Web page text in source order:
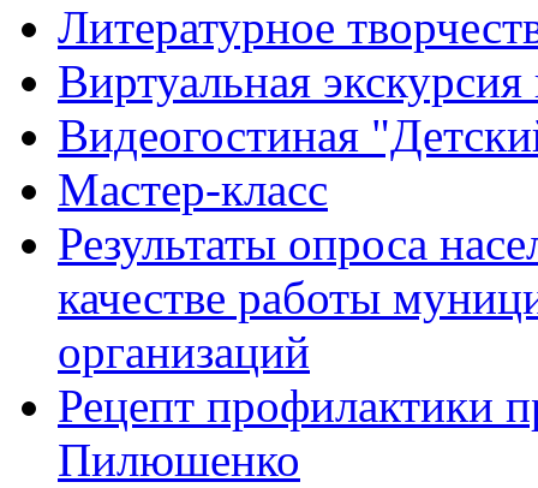
Литературное
Виртуальная
Видеогостиная
Мастер-класс
Результаты опроса
качестве работы
организаций
Рецепт профилактики
Пилюшенко